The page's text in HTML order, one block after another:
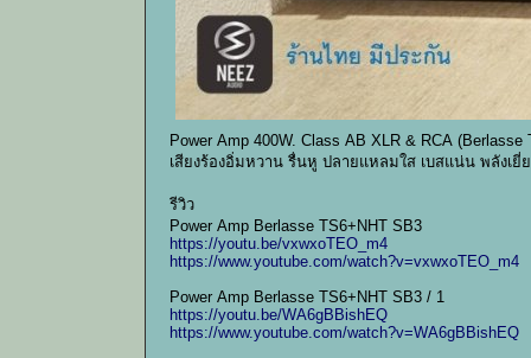
Power Amp 400W. Class AB XLR & RCA (Berlasse
เสียงร้องอิ่มหวาน รื่นหู ปลายแหลมใส เบสแน่น พลังเ
รีวิว
Power Amp Berlasse TS6+NHT SB3
https://youtu.be/vxwxoTEO_m4
https://www.youtube.com/watch?v=vxwxoTEO_m4
Power Amp Berlasse TS6+NHT SB3 / 1
https://youtu.be/WA6gBBishEQ
https://www.youtube.com/watch?v=WA6gBBishEQ